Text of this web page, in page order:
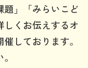
題」「みらいこど
しくお伝えするオ
しております。